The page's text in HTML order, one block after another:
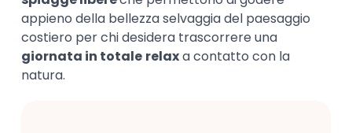
appieno della bellezza selvaggia del paesaggio
costiero per chi desidera trascorrere una
giornata in totale relaxa contatto con la
natura.